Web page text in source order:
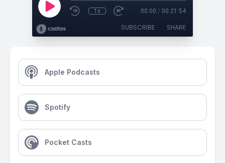
1x 00:00 / 00:21:54
SUBSCRIBE SHARE
Apple Podcasts
Spotify
Pocket Casts